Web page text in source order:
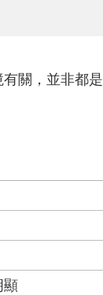
關，並非都是
顯